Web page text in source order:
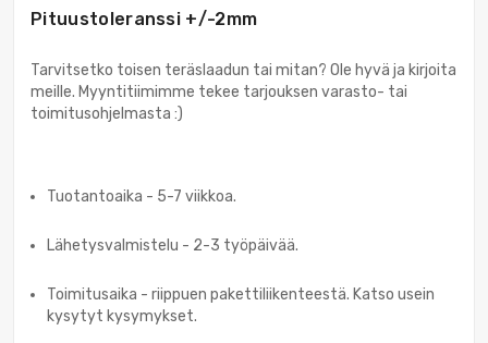
Pituustoleranssi +/-2mm
Tarvitsetko toisen teräslaadun tai mitan? Ole hyvä ja kirjoita
meille. Myyntitiimimme tekee tarjouksen varasto- tai
toimitusohjelmasta :)
Tuotantoaika - 5-7 viikkoa.
Lähetysvalmistelu - 2-3 työpäivää.
Toimitusaika - riippuen pakettiliikenteestä. Katso usein
kysytyt kysymykset.